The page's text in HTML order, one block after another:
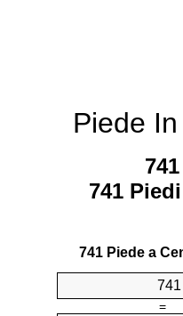
Piede
741
741 Piede a
=